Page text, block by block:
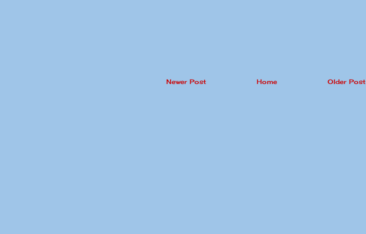
Newer Post Older Post
Home